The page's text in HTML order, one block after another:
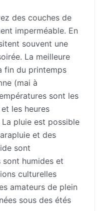
des couches de
imperméable. En
souvent une
La meilleure
fin du printemps
(mai à
sont les
les heures
pluie est possible
et des
sont
sont humides et
culturelles
amateurs de plein
sous des étés